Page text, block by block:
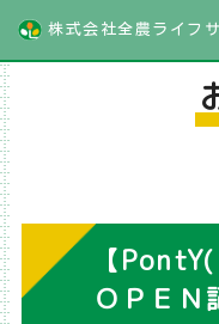
株式会社全農ライフ
【
ＯＰＥＮ